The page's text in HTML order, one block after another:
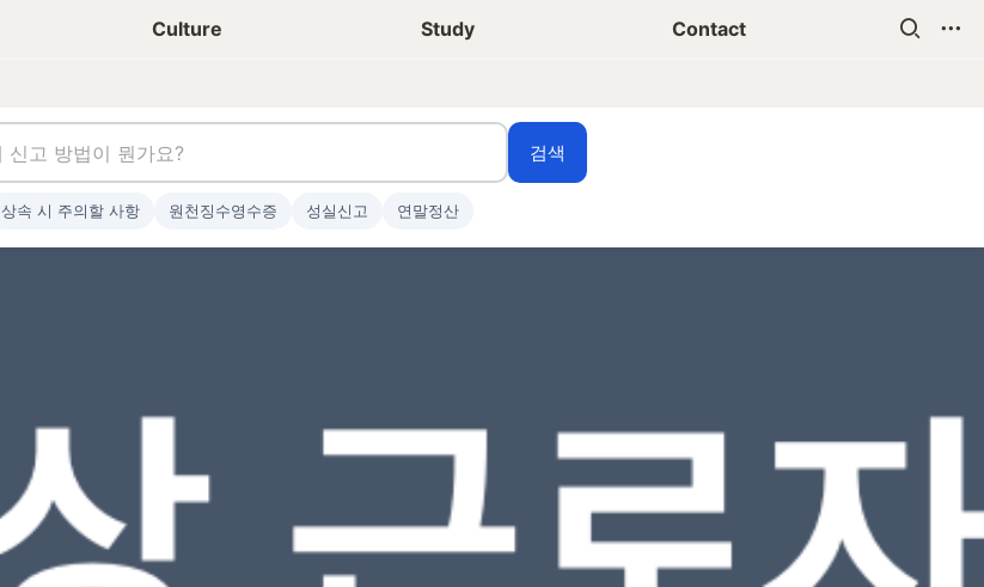
Culture Study Contact
청년들 일상
검색
상속 시 주의할 사항 원천징수영수증 성실신고 연말정산